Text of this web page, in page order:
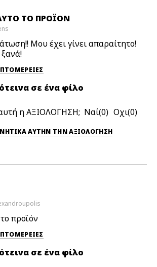
ΤΟ ΠΡΟΪΌΝ
Μου έχει γίνει απαραίτητο!
σε ένα φίλο
η ΑΞΙΟΛΟΓΗΣΗ; 0 0
ΕΠΙΣΗΜΆΝΕΤΕ ΑΡΝΗΤΙΚΆ ΑΥΤΉΝ ΤΗΝ ΑΞΙΟΛΟΓΗΣΗ
προϊόν
σε ένα φίλο